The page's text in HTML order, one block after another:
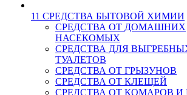
11 СРЕДСТВА БЫТОВОЙ ХИМИИ
СРЕДСТВА ОТ ДОМАШНИХ
НАСЕКОМЫХ
СРЕДСТВА ДЛЯ
ТУАЛЕТОВ
СРЕДСТВА ОТ ГРЫЗУНОВ
СРЕДСТВА ОТ КЛЕЩЕЙ
СРЕДСТВА ОТ КОМАРОВ И